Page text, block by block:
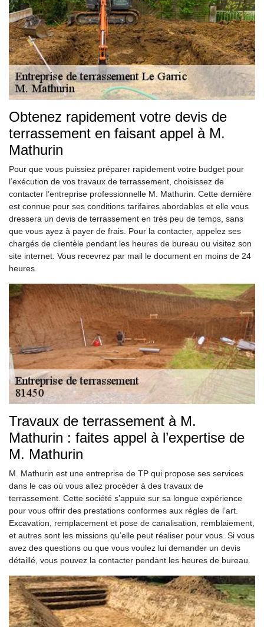
Obtenez rapidement votre devis de
terrassement en faisant appel à M.
Mathurin
Pour que vous puissiez préparer rapidement votre budget pour
l’exécution de vos travaux de terrassement, choisissez de
contacter l’entreprise professionnelle M. Mathurin. Cette dernière
est connue pour ses conditions tarifaires abordables et elle vous
dressera un devis de terrassement en très peu de temps, sans
que vous ayez à payer de frais. Pour la contacter, appelez ses
chargés de clientèle pendant les heures de bureau ou visitez son
site internet. Vous recevrez par mail le document en moins de 24
heures.
Travaux de terrassement à M.
Mathurin : faites appel à l’expertise de
M. Mathurin
M. Mathurin est une entreprise de TP qui propose ses services
dans le cas où vous allez procéder à des travaux de
terrassement. Cette société s’appuie sur sa longue expérience
pour vous offrir des prestations conformes aux règles de l’art.
Excavation, remplacement et pose de canalisation, remblaiement,
et autres sont les missions qu’elle peut réaliser pour vous. Si vous
avez des questions ou que vous voulez lui demander un devis
détaillé, vous pouvez la contacter pendant les heures de bureau.